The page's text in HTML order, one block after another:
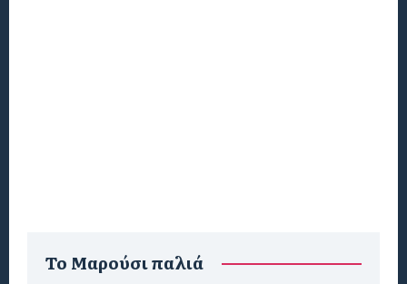
To Μαρούσι παλιά